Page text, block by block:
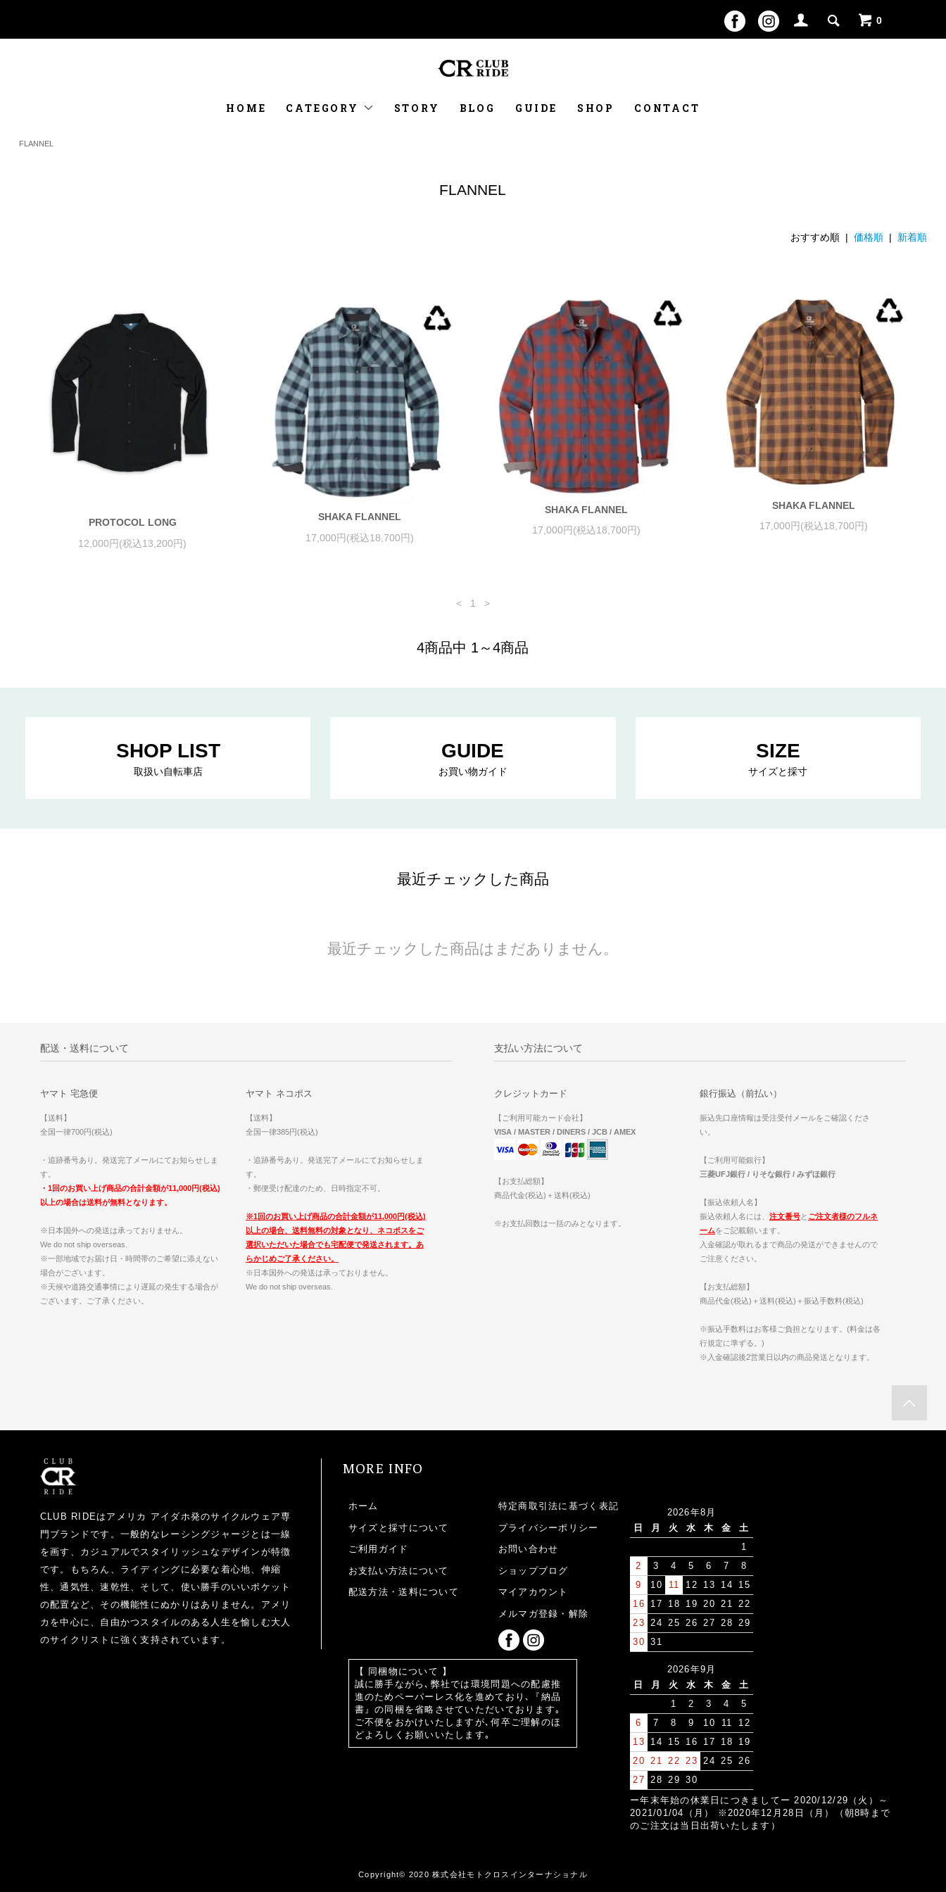
0
HOME CATEGORY STORY BLOG GUIDE SHOP CONTACT
FLANNEL
FLANNEL
おすすめ順 |価格順 | 新着順
PROTOCOL LONG
12,000円(税込13,200円)
SHAKA FLANNEL
17,000円(税込18,700円)
SHAKA FLANNEL
17,000円(税込18,700円)
SHAKA FLANNEL
17,000円(税込18,700円)
< 1 >
4商品中 1～4商品
SHOP LIST
取扱い自転車店
GUIDE
お買い物ガイド
SIZE
サイズと採寸
最近チェックした商品
最近チェックした商品はまだありません。
配送・送料について
ヤマト 宅急便
【送料】
全国一律700円(税込)
・追跡番号あり。発送完了メールにてお知らせしま
す。
・1回のお買い上げ商品の合計金額が11,000円(税込)
以上の場合は送料が無料となります。
※日本国外への発送は承っておりません。
We do not ship overseas.
※一部地域でお届け日・時間帯のご希望に添えない
場合がございます。
※天候や道路交通事情により遅延の発生する場合が
ございます。ご了承ください。
ヤマト ネコポス
【送料】
全国一律385円(税込)
・追跡番号あり。発送完了メールにてお知らせしま
す。
・郵便受け配達のため、日時指定不可。
※1回のお買い上げ商品の合計金額が11,000円(税込)
以上の場合、送料無料の対象となり、ネコポスをご
選択いただいた場合でも宅配便で発送されます。あ
らかじめご了承ください。
※日本国外への発送は承っておりません。
We do not ship overseas.
支払い方法について
クレジットカード
【ご利用可能カード会社】
VISA / MASTER / DINERS / JCB / AMEX
【お支払総額】
商品代金(税込)＋送料(税込)
※お支払回数は一括のみとなります。
銀行振込（前払い）
振込先口座情報は受注受付メールをご確認くださ
い。
【ご利用可能銀行】
三菱UFJ銀行 / りそな銀行 / みずほ銀行
【振込依頼人名】
振込依頼人名には、 注文番号と ご注文者様のフルネ
ームをご記載願います。
入金確認が取れるまで商品の発送ができませんので
ご注意ください。
【お支払総額】
商品代金(税込)＋送料(税込)＋振込手数料(税込)
※振込手数料はお客様ご負担となります。(料金は各
行規定に準ずる。)
※入金確認後2営業日以内の商品発送となります。
CLUB RIDEはアメリカ アイダホ発のサイクルウェア専
門ブランドです。一般的なレーシングジャージとは一線
を画す、カジュアルでスタイリッシュなデザインが特徴
です。もちろん、ライディングに必要な着心地、伸縮
性、通気性、速乾性、そして、使い勝手のいいポケット
の配置など、その機能性にぬかりはありません。アメリ
カを中心に、自由かつスタイルのある人生を愉しむ大人
のサイクリストに強く支持されています。
MORE INFO
ホーム
サイズと採寸について
ご利用ガイド
お支払い方法について
配送方法・送料について
特定商取引法に基づく表記
プライバシーポリシー
お問い合わせ
ショップブログ
マイアカウント
メルマガ登録・解除
【 同梱物について 】
誠に勝手ながら､弊社では環境問題への配慮推
進のためペーパーレス化を進めており､『納品
書』の同梱を省略させていただいております｡
ご不便をおかけいたしますが､何卒ご理解のほ
どよろしくお願いいたします｡
2026年8月
日
月 火 水 木 金
土
1
2
3 4 5 6 7
8
9
10 11 12 13 14
15
16
17 18 19 20 21
22
23
24 25 26 27 28
29
30
31
2026年9月
日
月 火 水 木 金
土
1
2 3 4
5
6
7 8 9 10 11
12
13
14 15 16 17 18
19
20
21 22 23 24 25
26
27
28 29 30
ー年末年始の休業日につきましてー 2020/12/29（火）～
2021/01/04（月） ※2020年12月28日（月）（朝8時まで
のご注文は当日出荷いたします）
Copyright© 2020 株式会社モトクロスインターナショナル